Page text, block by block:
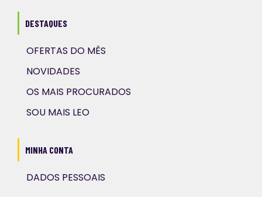
DESTAQUES
OFERTAS DO MÊS
NOVIDADES
OS MAIS PROCURADOS
SOU MAIS LEO
MINHA CONTA
DADOS PESSOAIS